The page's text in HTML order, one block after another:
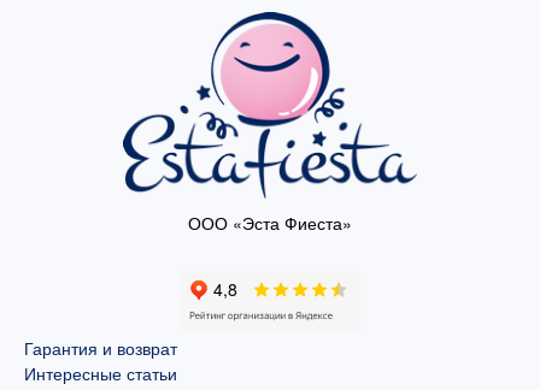
ООО «Эста Фиеста»
Гарантия и возврат
Интересные статьи